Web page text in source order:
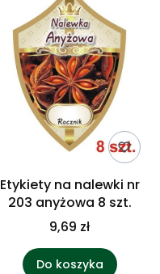
Etykiety na nalewki nr
203 anyżowa 8 szt.
9,69 zł
Do koszyka